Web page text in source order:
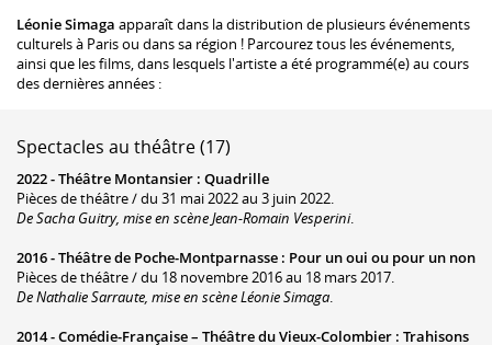
Léonie Simaga apparaît dans la distribution de plusieurs événements
culturels à Paris ou dans sa région ! Parcourez tous les événements,
ainsi que les films, dans lesquels l'artiste a été programmé(e) au cours
des dernières années :
Spectacles au théâtre (17)
2022 -Théâtre Montansier : Quadrille
Pièces de théâtre / du 31 mai 2022 au 3 juin 2022.
De Sacha Guitry, mise en scène Jean-Romain Vesperini.
2016 -Théâtre de Poche-Montparnasse : Pour un oui ou pour un non
Pièces de théâtre / du 18 novembre 2016 au 18 mars 2017.
De Nathalie Sarraute, mise en scène Léonie Simaga.
2014 -Comédie-Française – Théâtre du Vieux-Colombier : Trahisons